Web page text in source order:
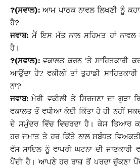
?(ਸਵਾਲ): ਆਮ ਪਾਠਕ ਨਾਵਲ ਲਿਖਣੀ ਨੂੰ
ਹੈ?
ਜਵਾਬ: ਮੈਂ ਇਸ ਮੱਤ ਨਾਲ ਸਹਿਮਤ ਹਾਂ ਨਾਵਲ
ਹੈ।
?(ਸਵਾਲ): ਵਕਾਲਤ ਕਰਨ ’ਤੇ ਸਾਹਿਤਕਾਰੀ
ਆਉਂਦਾ ਹੈ? ਵਕੀਲੀ ਤਾਂ ਤੁਹਾਡੀ
ਨਾ?
ਜਵਾਬ:ਮੇਰੀ ਵਕੀਲੀ ਤੇ ਸਿਰਜਣਾ ਦਾ
ਵਕਾਲਤ ਤੋਂ ਵਧੀਆ ਕੋਈ ਕਿੱਤਾ ਹੋ ਹੀ ਨਹੀਂ
ਦੇ ਸਮੁੰਦਰ ਵਿੱਚ ਵਿਚਰਦਾ ਹੈ। ਕੇਸ ਤਿਆਰ
ਹਰ ਜਮਾਤ ਤੇ ਹਰ ਕਿੱਤੇ ਨਾਲ ਸਬੰਧਤ
ਵੱਸ ਸਾਇਲ ਨੂੰ ਵਾਪਰੀ ਘਟਨਾ ਦੀ ਜਾਣਕਾਰੀ
ਪੈਂਦੀ ਹੈ। ਆਪਣੇ ਹਰ ਰਾਜ਼ ਤੋਂ ਪਰਦਾ ਚੁੱਕਣਾ